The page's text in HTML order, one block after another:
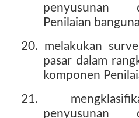
penyusunan
Penilaian
20. melakukan
pasar dalam
komponen
21.
penyusunan